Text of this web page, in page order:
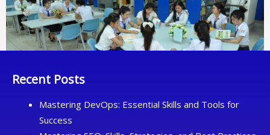
Recent Posts
Mastering DevOps: Essential Skills and Tools for
Success